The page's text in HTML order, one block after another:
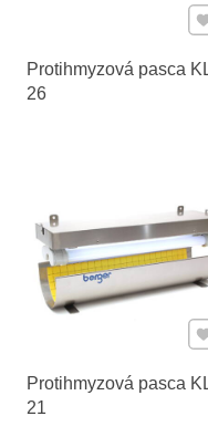
Protihmyzová pasca
26
Protihmyzová pasca
21